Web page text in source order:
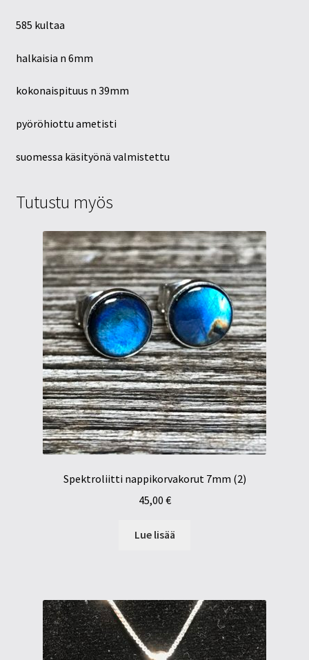
585 kultaa
halkaisia n 6mm
kokonaispituus n 39mm
pyöröhiottu ametisti
suomessa käsityönä valmistettu
Tutustu myös
Spektroliitti nappikorvakorut 7mm (2)
45,00 €
Lue lisää